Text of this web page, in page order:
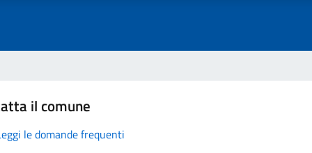
il comune
le domande frequenti